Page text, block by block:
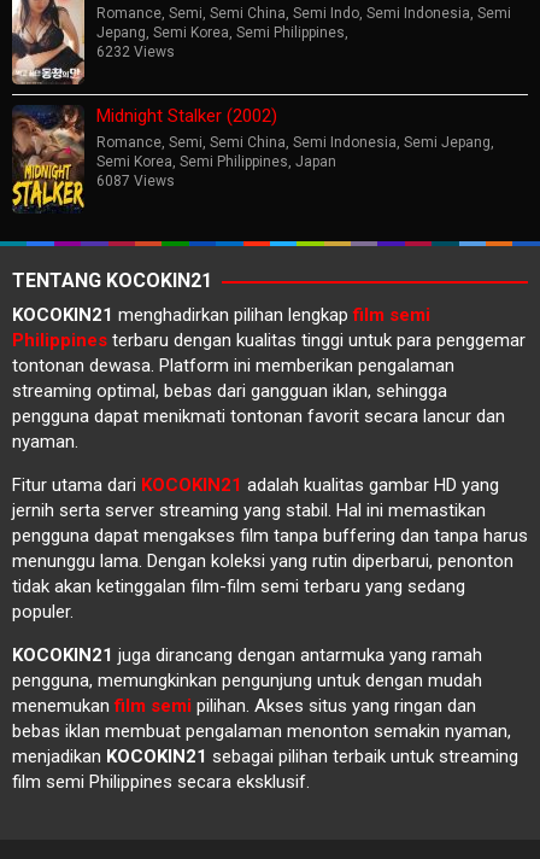
Romance, Semi, Semi China, Semi Indo, Semi Indonesia, Semi
Jepang, Semi Korea, Semi Philippines,
6232 Views
Midnight Stalker (2002)
Romance, Semi, Semi China, Semi Indonesia, Semi Jepang,
Semi Korea, Semi Philippines, Japan
6087 Views
TENTANG KOCOKIN21
KOCOKIN21 menghadirkan pilihan lengkapfilm semi
Philippines terbaru dengan kualitas tinggi untuk para penggemar
tontonan dewasa. Platform ini memberikan pengalaman
streaming optimal, bebas dari gangguan iklan, sehingga
pengguna dapat menikmati tontonan favorit secara lancur dan
nyaman.
Fitur utama dari KOCOKIN21 adalah kualitas gambar HD yang
jernih serta server streaming yang stabil. Hal ini memastikan
pengguna dapat mengakses film tanpa buffering dan tanpa harus
menunggu lama. Dengan koleksi yang rutin diperbarui, penonton
tidak akan ketinggalan film-film semi terbaru yang sedang
populer.
KOCOKIN21 juga dirancang dengan antarmuka yang ramah
pengguna, memungkinkan pengunjung untuk dengan mudah
menemukanfilm semi pilihan. Akses situs yang ringan dan
bebas iklan membuat pengalaman menonton semakin nyaman,
menjadikan KOCOKIN21 sebagai pilihan terbaik untuk streaming
film semi Philippines secara eksklusif.